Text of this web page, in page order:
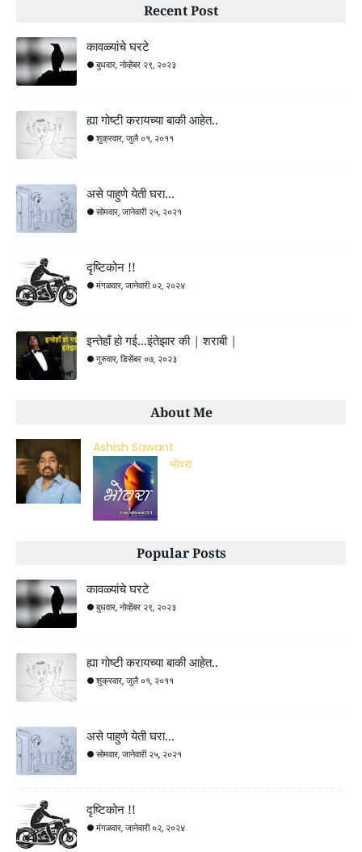
Recent Post
कावळ्यांचे घरटे
बुधवार, नोव्हेंबर २९, २०२३
ह्या गोष्टी करायच्या बाकी आहेत..
शुक्रवार, जुलै ०१, २०११
असे पाहुणे येती घरा...
सोमवार, जानेवारी २५, २०२१
दृष्टिकोन !!
मंगळवार, जानेवारी ०२, २०२४
इन्तेहाँ हो गई...इंतेझार की | शराबी |
गुरुवार, डिसेंबर ०७, २०२३
About Me
Ashish Sawant
भोवरा
Popular Posts
कावळ्यांचे घरटे
बुधवार, नोव्हेंबर २९, २०२३
ह्या गोष्टी करायच्या बाकी आहेत..
शुक्रवार, जुलै ०१, २०११
असे पाहुणे येती घरा...
सोमवार, जानेवारी २५, २०२१
दृष्टिकोन !!
मंगळवार, जानेवारी ०२, २०२४